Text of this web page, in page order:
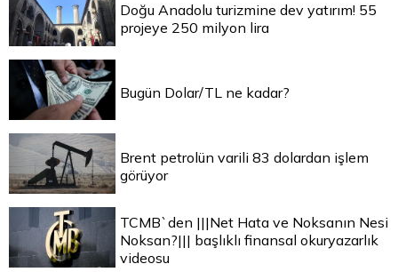
Doğu Anadolu turizmine dev yatırım! 55
projeye 250 milyon lira
Bugün Dolar/TL ne kadar?
Brent petrolün varili 83 dolardan işlem
görüyor
TCMB`den |||Net Hata ve Noksanın Nesi
Noksan?||| başlıklı finansal okuryazarlık
videosu